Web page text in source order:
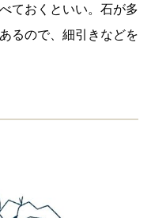
ておくといい。石が多
るので、細引きなどを